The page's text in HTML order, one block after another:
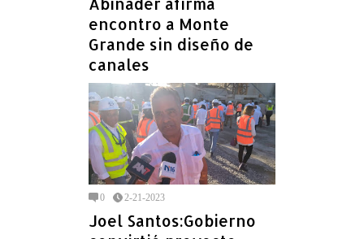
encontro a Monte
Grande sin diseño de
canales
0 2-21-2023
Joel Santos:Gobierno